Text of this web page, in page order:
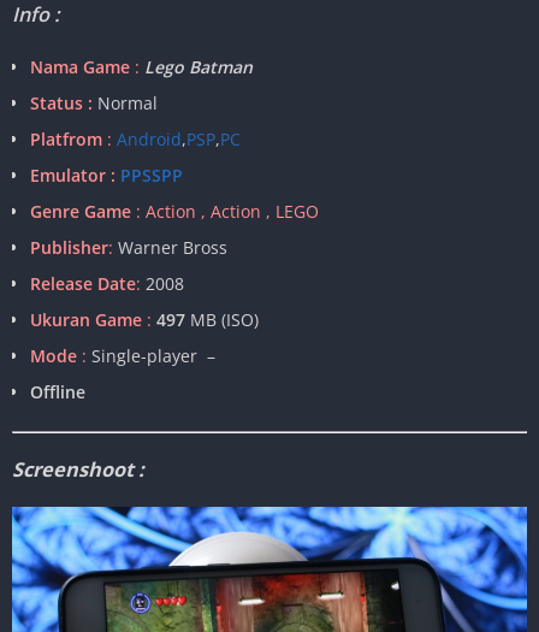
Info :
Nama Game : Lego Batman
Status : Normal
Platfrom : Android,PSP,PC
Emulator : PPSSPP
Genre Game : Action , Action , LEGO
Publisher: Warner Bross
Release Date: 2008
Ukuran Game : 497 MB (ISO)
Mode : Single-player –
Offline
Screenshoot :